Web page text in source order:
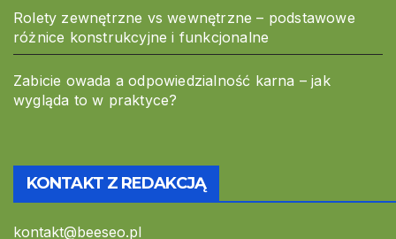
Rolety zewnętrzne vs wewnętrzne – podstawowe
różnice konstrukcyjne i funkcjonalne
Zabicie owada a odpowiedzialność karna – jak
wygląda to w praktyce?
KONTAKT Z REDAKCJĄ
kontakt@beeseo.pl